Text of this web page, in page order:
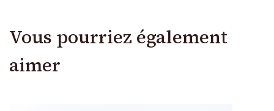
Vous pourriez également
aimer